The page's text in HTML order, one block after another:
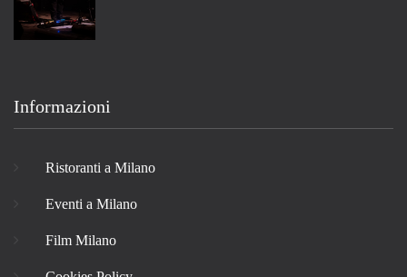
Informazioni
Ristoranti a Milano
Eventi a Milano
Film Milano